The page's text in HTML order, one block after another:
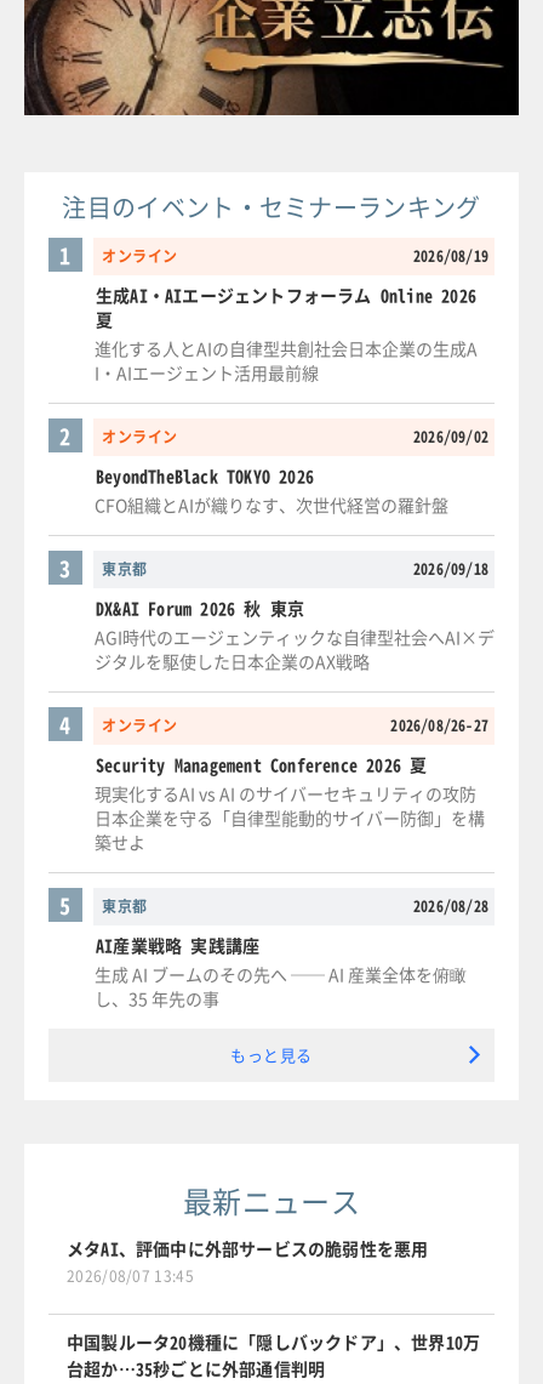
注目のイベント・セミナーランキング
オンライン 2026/08/19
1
生成AI・AIエージェントフォーラム Online 2026
夏
進化する人とAIの自律型共創社会日本企業の生成A
I・AIエージェント活用最前線
オンライン 2026/09/02
2
BeyondTheBlack TOKYO 2026
CFO組織とAIが織りなす、次世代経営の羅針盤
東京都 2026/09/18
3
DX&AI Forum 2026 秋 東京
AGI時代のエージェンティックな自律型社会へAI×デ
ジタルを駆使した日本企業のAX戦略
オンライン 2026/08/26-27
4
Security Management Conference 2026 夏
現実化するAI vs AI のサイバーセキュリティの攻防
日本企業を守る「自律型能動的サイバー防御」を構
築せよ
東京都 2026/08/28
5
AI産業戦略 実践講座
生成 AI ブームのその先へ ── AI 産業全体を俯瞰
し、35 年先の事
もっと見る
最新ニュース
メタAI、評価中に外部サービスの脆弱性を悪用
2026/08/07 13:45
中国製ルータ20機種に「隠しバックドア」、世界10万
台超か…35秒ごとに外部通信判明